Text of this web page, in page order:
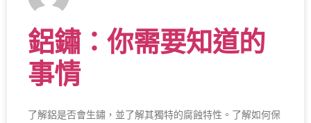
鋁鏽：你需要知道的
事情
了解鋁是否會生鏽，並了解其獨特的腐蝕特性。了解如何保